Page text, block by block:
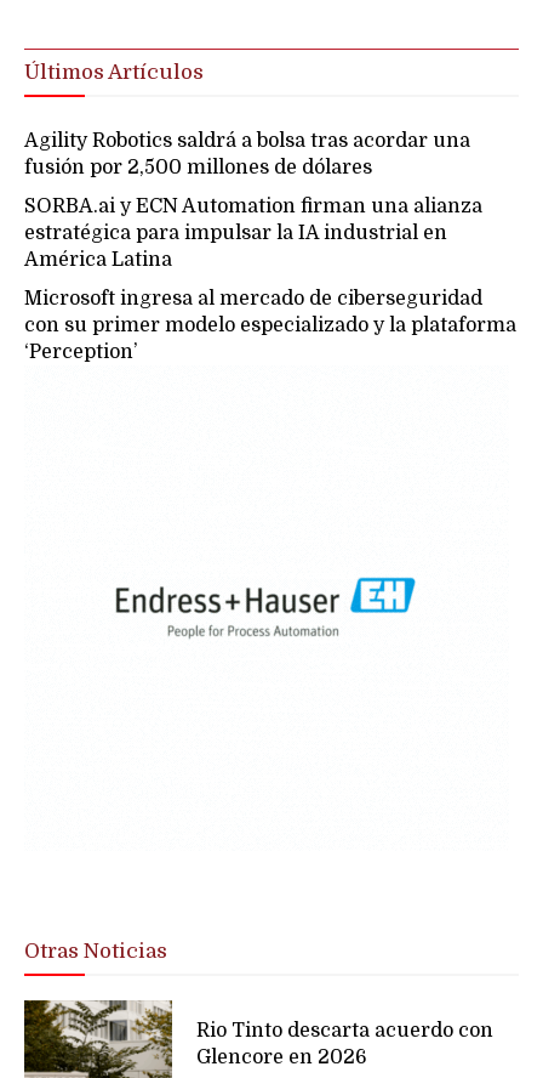
Últimos Artículos
Agility Robotics saldrá a bolsa tras acordar una
fusión por 2,500 millones de dólares
SORBA.ai y ECN Automation firman una alianza
estratégica para impulsar la IA industrial en
América Latina
Microsoft ingresa al mercado de ciberseguridad
con su primer modelo especializado y la plataforma
‘Perception’
Otras Noticias
Rio Tinto descarta acuerdo con
Glencore en 2026